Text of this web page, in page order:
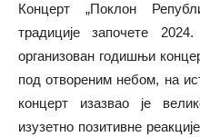
Концерт „Поклон
традиције започете
организован годишњи
под отвореним небом, на
концерт изазвао је
изузетно позитивне